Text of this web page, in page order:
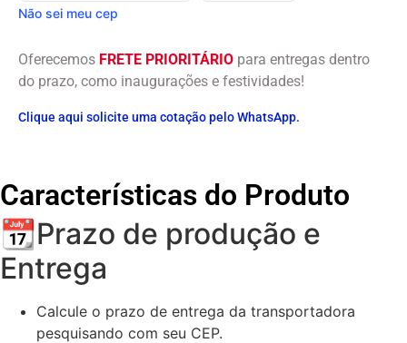
Não sei meu cep
Oferecemos FRETE PRIORITÁRIO para entregas dentro
do prazo, como inaugurações e festividades!
Clique aqui solicite uma cotação pelo WhatsApp.
Características do Produto
📆Prazo de produção e
Entrega
Calcule o prazo de entrega da transportadora
pesquisando com seu CEP.